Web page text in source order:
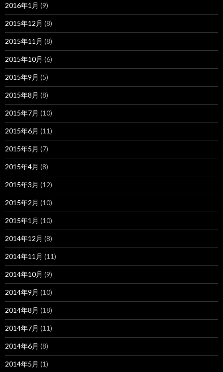
2016年1月 (9)
2015年12月 (8)
2015年11月 (8)
2015年10月 (6)
2015年9月 (5)
2015年8月 (8)
2015年7月 (10)
2015年6月 (11)
2015年5月 (7)
2015年4月 (8)
2015年3月 (12)
2015年2月 (10)
2015年1月 (10)
2014年12月 (8)
2014年11月 (11)
2014年10月 (9)
2014年9月 (10)
2014年8月 (18)
2014年7月 (11)
2014年6月 (8)
2014年5月 (1)